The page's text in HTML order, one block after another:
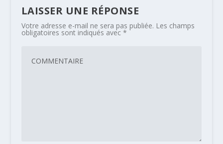
LAISSER UNE RÉPONSE
Votre adresse e-mail ne sera pas publiée. Les champs
obligatoires sont indiqués avec *